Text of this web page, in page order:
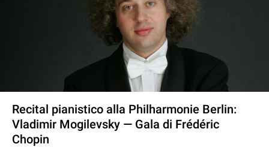
Recital pianistico alla Philharmonie Berlin:
Vladimir Mogilevsky — Gala di Frédéric
Chopin